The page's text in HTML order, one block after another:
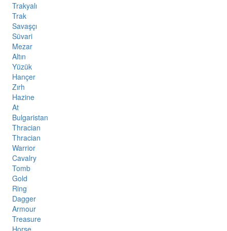
Trakyalı
Trak
Savaşçı
Süvari
Mezar
Altın
Yüzük
Hançer
Zırh
Hazine
At
Bulgaristan
Thracian
Thracian
Warrior
Cavalry
Tomb
Gold
Ring
Dagger
Armour
Treasure